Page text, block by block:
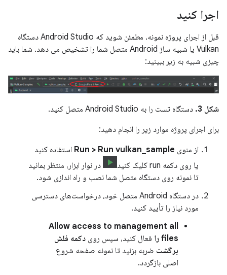
اجرا کنید
قبل از اجرای پروژه نمونه، مطمئن شوید که Android Studio دستگاه
Vulkan یا شبیه ساز Android متصل شما را تشخیص می دهد. شما باید
چیزی شبیه به زیر ببینید:
شکل 3.
دستگاه تست را به Android Studio متصل کنید.
برای اجرای پروژه موارد زیر را انجام دهید:
از منوی Run > Run vulkan_sample استفاده کنید
یا روی دکمه run کلیک کنید
در نوار ابزار، منتظر بمانید
تا نمونه روی دستگاه متصل شما نصب و راه اندازی شود.
در دستگاه Android متصل خود، درخواست‌های دسترسی
مورد نیاز را تأیید کنید.
Allow access to management all
files را
فعال کنید، سپس روی دکمه فلش
برگشت ضربه بزنید تا نمونه صفحه شروع
اصلی بازگردد.